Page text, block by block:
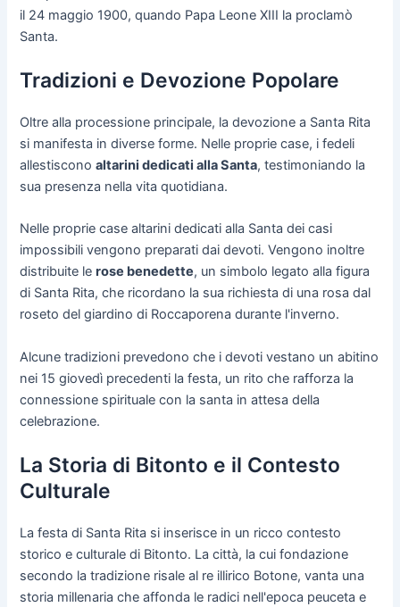
il 24 maggio 1900, quando Papa Leone XIII la proclamò
Santa.
Tradizioni e Devozione Popolare
Oltre alla processione principale, la devozione a Santa Rita
si manifesta in diverse forme. Nelle proprie case, i fedeli
allestisconoaltarini dedicati alla Santa, testimoniando la
sua presenza nella vita quotidiana.
Nelle proprie case altarini dedicati alla Santa dei casi
impossibili vengono preparati dai devoti. Vengono inoltre
distribuite lerose benedette, un simbolo legato alla figura
di Santa Rita, che ricordano la sua richiesta di una rosa dal
roseto del giardino di Roccaporena durante l'inverno.
Alcune tradizioni prevedono che i devoti vestano un abitino
nei 15 giovedì precedenti la festa, un rito che rafforza la
connessione spirituale con la santa in attesa della
celebrazione.
La Storia di Bitonto e il Contesto
Culturale
La festa di Santa Rita si inserisce in un ricco contesto
storico e culturale di Bitonto. La città, la cui fondazione
secondo la tradizione risale al re illirico Botone, vanta una
storia millenaria che affonda le radici nell'epoca peuceta e